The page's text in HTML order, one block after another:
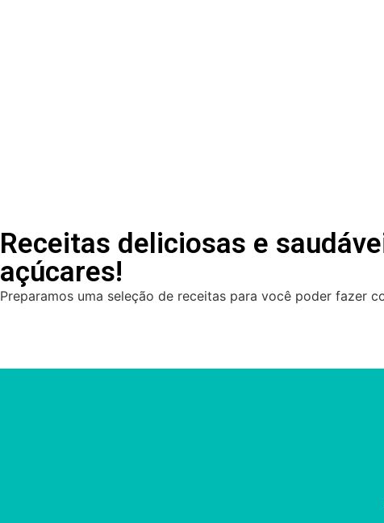
Receitas deliciosas e
açúcares!
Preparamos uma seleção de receitas para você poder fazer